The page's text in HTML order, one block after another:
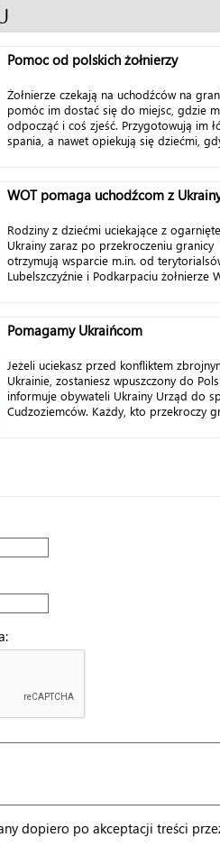
Pomoc od polskich żołnierzy
Żołnierze czekają na uchodźców na
pomóc im dostać się do miejsc, gdzie
odpocząć i coś zjeść. Przygotowują im
spania, a nawet opiekują się dziećmi,
WOT pomaga uchodźcom z
Rodziny z dziećmi uciekające z
Ukrainy zaraz po przekroczeniu granicy
otrzymują wsparcie m.in. od
Lubelszczyźnie i Podkarpaciu żołnierze
Pomagamy Ukraińcom
Jeżeli uciekasz przed konfliktem
Ukrainie, zostaniesz wpuszczony do
informuje obywateli Ukrainy Urząd do
Cudzoziemców. Każdy, kto przekroczy
dopiero po akceptacji treści